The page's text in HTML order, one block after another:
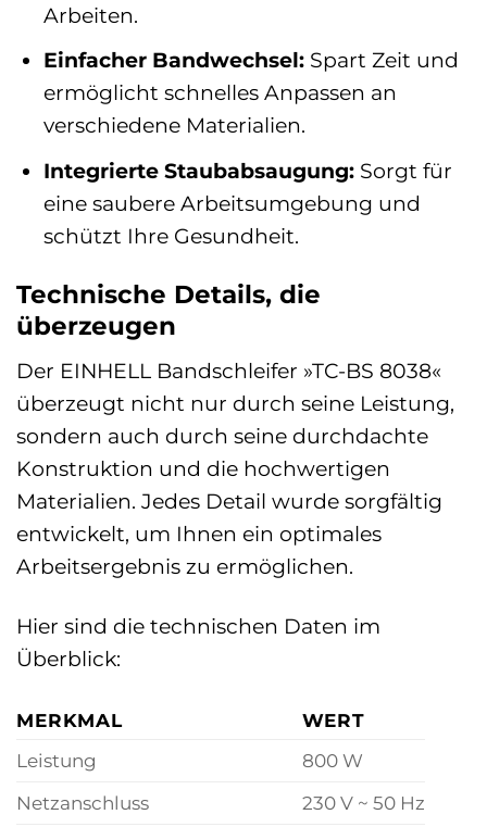
Arbeiten.
Einfacher Bandwechsel:Spart Zeit und
ermöglicht schnelles Anpassen an
verschiedene Materialien.
Integrierte Staubabsaugung:Sorgt für
eine saubere Arbeitsumgebung und
schützt Ihre Gesundheit.
Technische Details, die
überzeugen
Der EINHELL Bandschleifer »TC-BS 8038«
überzeugt nicht nur durch seine Leistung,
sondern auch durch seine durchdachte
Konstruktion und die hochwertigen
Materialien. Jedes Detail wurde sorgfältig
entwickelt, um Ihnen ein optimales
Arbeitsergebnis zu ermöglichen.
Hier sind die technischen Daten im
Überblick:
MERKMAL
WERT
Leistung
800 W
Netzanschluss
230 V ~ 50 Hz